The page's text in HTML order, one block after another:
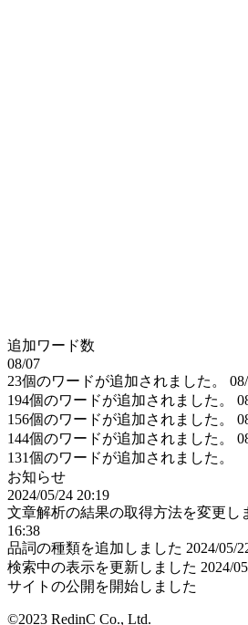
追加ワード数
08/07
23個のワードが追加されました。
194個のワードが追加されました。
156個のワードが追加されました。
144個のワードが追加されました。
131個のワードが追加されました。
お知らせ
2024/05/24 20:19
文章解析の結果の取得方法を変更し
16:38
品詞の種類を追加しました 2024/05/
検索中の表示を更新しました 2024/
サイトの公開を開始しました
©2023 RedinC Co., Ltd.